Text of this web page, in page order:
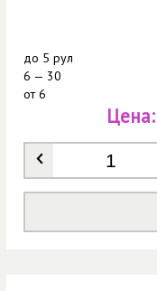
до 5 рул
6 — 30
от6
Количество
Цена: